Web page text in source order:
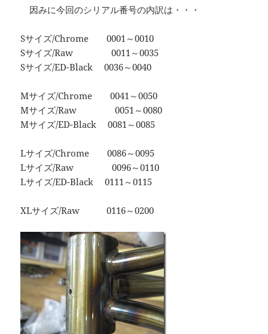
因みに今回のシリアル番号の内訳は・・・
Sサイズ/Chrome 0001～0010
Sサイズ/Raw 0011～0035
Sサイズ/ED-Black 0036～0040
Mサイズ/Chrome 0041～0050
Mサイズ/Raw 0051～0080
Mサイズ/ED-Black 0081～0085
Lサイズ/Chrome 0086～0095
Lサイズ/Raw 0096～0110
Lサイズ/ED-Black 0111～0115
XLサイズ/Raw 0116～0200